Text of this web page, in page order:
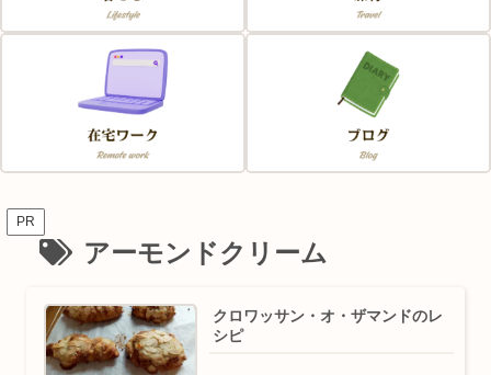
PR
アーモンドクリーム
クロワッサン・オ・ザマンドのレ
シピ